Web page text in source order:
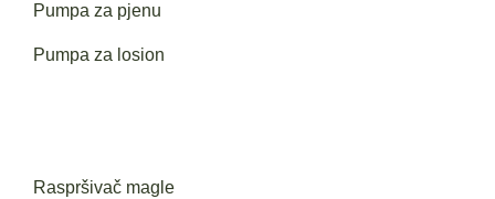
Pumpa za pjenu
Pumpa za losion
Raspršivač magle